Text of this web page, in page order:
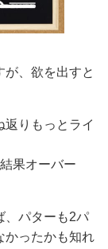
が、欲を出すと
りもっとライ
果オーバー
、パターも2パ
かったかも知れ